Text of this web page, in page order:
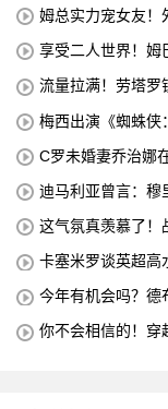
姆总实力宠女友！
享受二人世界！姆
流量拉满！劳塔罗
梅西出演《蜘蛛侠
C罗未婚妻乔治娜
迪马利亚曾言：穆
这气氛真羡慕了！
卡塞米罗谈英超高
今年有机会吗？德
你不会相信的！穿